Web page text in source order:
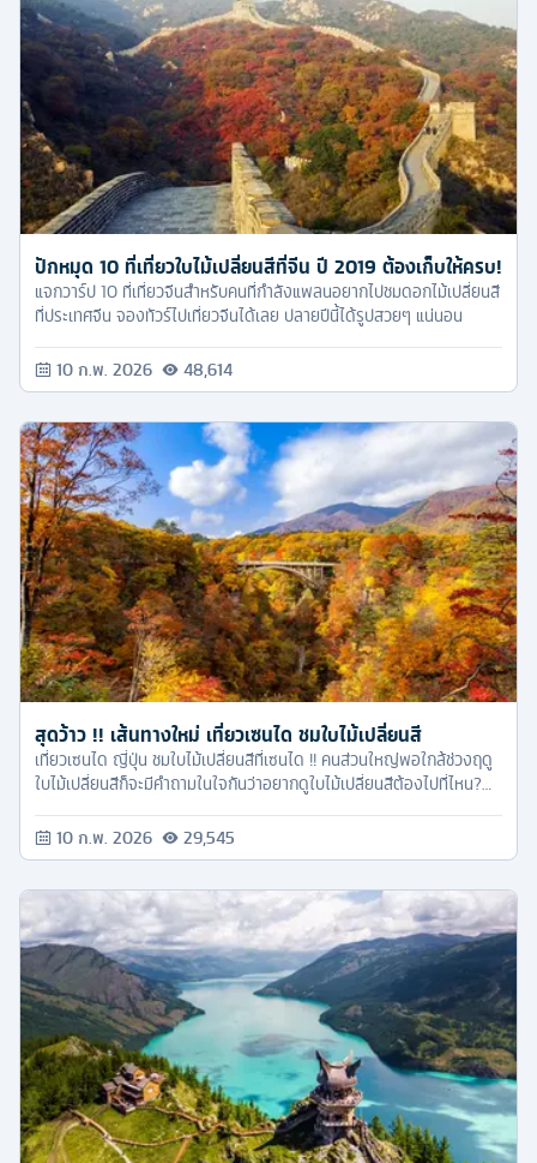
ปักหมุด 10 ที่เที่ยวใบไม้เปลี่ยนสีที่จีน ปี 2019 ต้องเก็บให้ครบ!
แจกวาร์ป 10 ที่เที่ยวจีนสำหรับคนที่กำลังแพลนอยากไปชมดอกไม้เปลี่ยนสี
ที่ประเทศจีน จองทัวร์ไปเที่ยวจีนได้เลย ปลายปีนี้ได้รูปสวยๆ แน่นอน
10 ก.พ. 2026 48,614
สุดว้าว !! เส้นทางใหม่ เที่ยวเซนได ชมใบไม้เปลี่ยนสี
เที่ยวเซนได ญี่ปุ่น ชมใบไม้เปลี่ยนสีที่เซนได !! คนส่วนใหญ่พอใกล้ช่วงฤดู
ใบไม้เปลี่ยนสีก็จะมีคำถามในใจกันว่าอยากดูใบไม้เปลี่ยนสีต้องไปที่ไหน?
เป็นอยู่ วัฒนธรรม และที่สำคัญระยะเวลาเดินทางก็ไม่นานจนเกินไป รวมๆ
แล้วถือว่าเป็นประเทศที่บางคนไปซ้ำแล้วซ้ำอีก และอีกหนึ่งช่วงที่ไม่ควร
10 ก.พ. 2026 29,545